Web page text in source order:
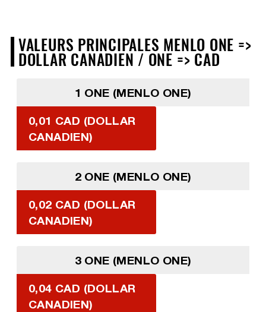
VALEURS PRINCIPALES MENLO ONE =>
DOLLAR CANADIEN / ONE => CAD
1 ONE (MENLO ONE)
0,01 CAD (DOLLAR
CANADIEN)
2 ONE (MENLO ONE)
0,02 CAD (DOLLAR
CANADIEN)
3 ONE (MENLO ONE)
0,04 CAD (DOLLAR
CANADIEN)